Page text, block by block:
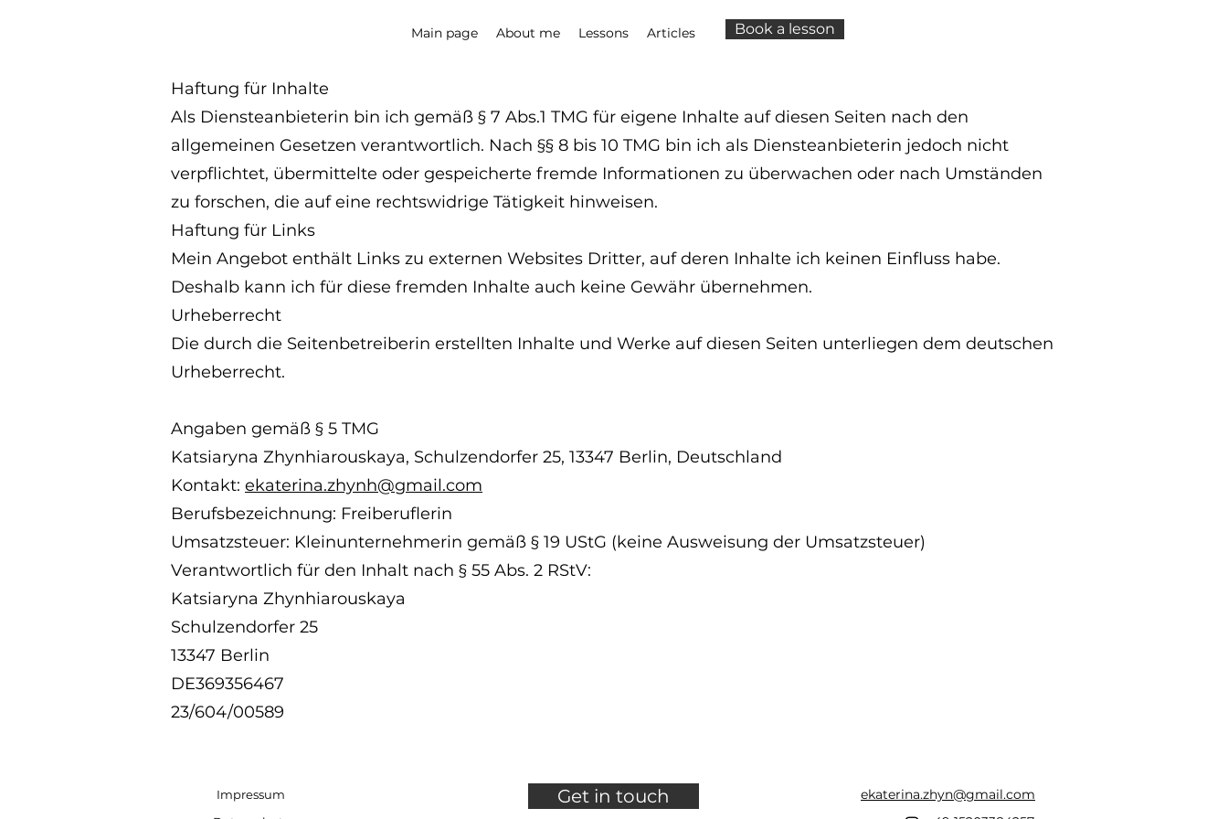
Book a lesson
Main page About me Lessons Articles
Haftung für Inhalte
Als Diensteanbieterin bin ich gemäß § 7 Abs.1 TMG für eigene Inhalte auf diesen Seiten nach den
allgemeinen Gesetzen verantwortlich. Nach §§ 8 bis 10 TMG bin ich als Diensteanbieterin jedoch nicht
verpflichtet, übermittelte oder gespeicherte fremde Informationen zu überwachen oder nach Umständen
zu forschen, die auf eine rechtswidrige Tätigkeit hinweisen.
Haftung für Links
Mein Angebot enthält Links zu externen Websites Dritter, auf deren Inhalte ich keinen Einfluss habe.
Deshalb kann ich für diese fremden Inhalte auch keine Gewähr übernehmen.
Urheberrecht
Die durch die Seitenbetreiberin erstellten Inhalte und Werke auf diesen Seiten unterliegen dem deutschen
Urheberrecht.
Angaben gemäß § 5 TMG
Katsiaryna Zhynhiarouskaya, Schulzendorfer 25, 13347 Berlin, Deutschland
Kontakt: ekaterina.zhynh@gmail.com
Berufsbezeichnung: Freiberuflerin
Umsatzsteuer: Kleinunternehmerin gemäß § 19 UStG (keine Ausweisung der Umsatzsteuer)
Verantwortlich für den Inhalt nach § 55 Abs. 2 RStV:
Katsiaryna Zhynhiarouskaya
Schulzendorfer 25
13347 Berlin
DE369356467
23/604/00589
Impressum
Get in touch
ekaterina.zhyn@gmail.com